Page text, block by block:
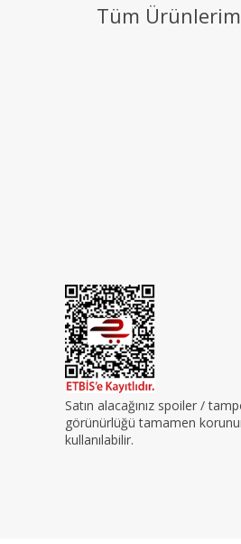
Tüm
Satın alacağınız spoiler /
görünürlüğü tamamen
kullanılabilir.